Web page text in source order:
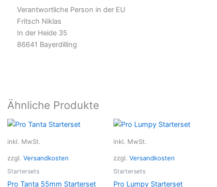
Verantwortliche Person in der EU
Fritsch Niklas
In der Heide 35
86641 Bayerdilling
Ähnliche Produkte
inkl. MwSt.
zzgl. Versandkosten
Startersets
Pro Tanta 55mm Starterset
Varianten
auf.
inkl. MwSt.
zzgl. Versandkosten
Startersets
Pro Lumpy Starterset